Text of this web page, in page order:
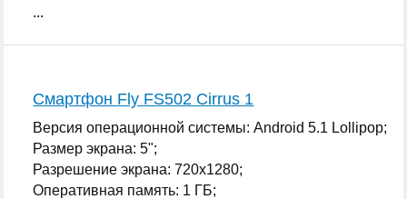
...
Смартфон Fly FS502 Cirrus 1
Версия операционной системы: Android 5.1 Lollipop;
Размер экрана: 5";
Разрешение экрана: 720x1280;
Оперативная память: 1 ГБ;